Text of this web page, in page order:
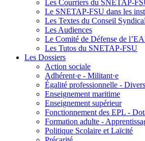
Les Courriers du SNETAP-
Le SNETAP-FSU dans les
Les Textes du Conseil
Les Audiences
Le Comité de Défense de
Les Tutos du SNETAP-FSU
Les Dossiers
Action sociale
Adhérent·e - Militant·e
Égalité professionnelle -
Enseignement maritime
Enseignement supérieur
Fonctionnement des EPL -
Formation adulte -
Politique Scolaire et Laïcité